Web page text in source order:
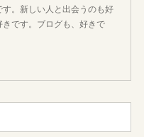
。新しい人と出会うのも好
です。ブログも、好きで